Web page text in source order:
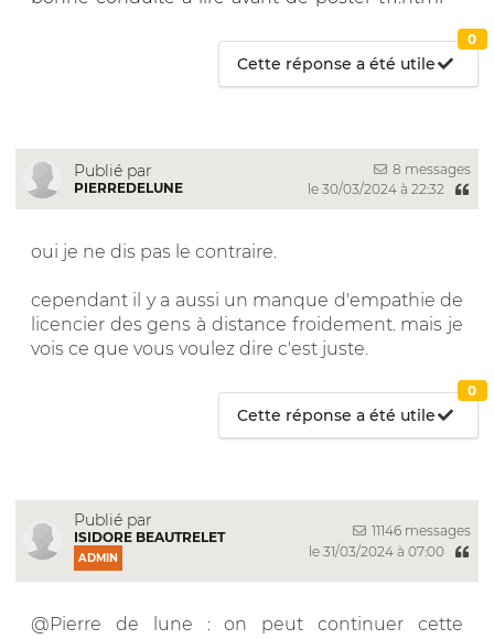
Cette réponse a été utile
0
Publié par
PIERREDELUNE
8 messages
le 30/03/2024 à 22:32
oui je ne dis pas le contraire.
cependant il y a aussi un manque d'empathie de
licencier des gens à distance froidement. mais je
vois ce que vous voulez dire c'est juste.
Cette réponse a été utile
0
Publié par
ISIDORE BEAUTRELET
ADMIN
11146 messages
le 31/03/2024 à 07:00
@Pierre de lune : on peut continuer cette